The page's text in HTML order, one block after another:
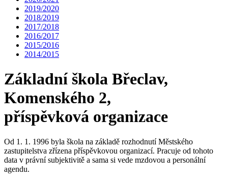
2019/2020
2018/2019
2017/2018
2016/2017
2015/2016
2014/2015
Základní škola Břeclav,
Komenského 2,
příspěvková organizace
Od 1. 1. 1996 byla škola na základě rozhodnutí Městského
zastupitelstva zřízena příspěvkovou organizací. Pracuje od tohoto
data v právní subjektivitě a sama si vede mzdovou a personální
agendu.